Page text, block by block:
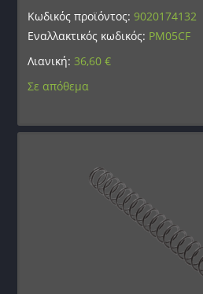
Κωδικός προϊόντος:9020174132
Εναλλακτικός κωδικός: PM05CF
Λιανική: 36,60€
Σε απόθεμα